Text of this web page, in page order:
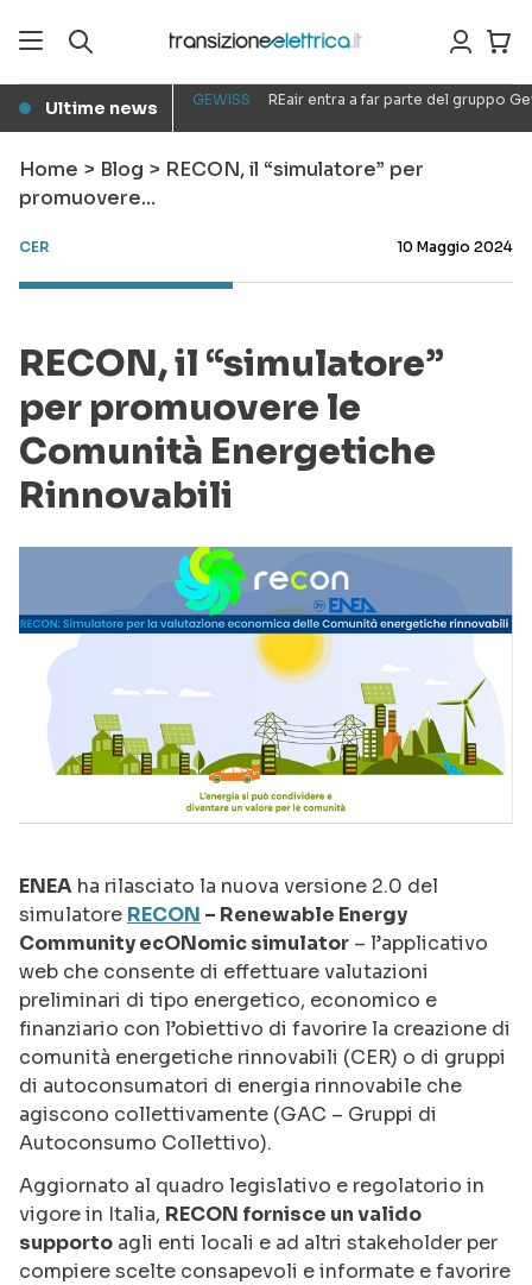
● Ultime news GEWISS REair entra a far parte del gruppo
Home > Blog > RECON, il “simulatore” per
promuovere…
CER 10 Maggio 2024
RECON, il “simulatore”
per promuovere le
Comunità Energetiche
Rinnovabili
ENEA ha rilasciato la nuova versione 2.0 del
simulatore RECON – Renewable Energy
Community ecONomic simulator – l’applicativo
web che consente di effettuare valutazioni
preliminari di tipo energetico, economico e
finanziario con l’obiettivo di favorire la creazione di
comunità energetiche rinnovabili (CER) o di gruppi
di autoconsumatori di energia rinnovabile che
agiscono collettivamente (GAC – Gruppi di
Autoconsumo Collettivo).
Aggiornato al quadro legislativo e regolatorio in
vigore in Italia, RECON fornisce un valido
supporto agli enti locali e ad altri stakeholder per
compiere scelte consapevoli e informate e favorire